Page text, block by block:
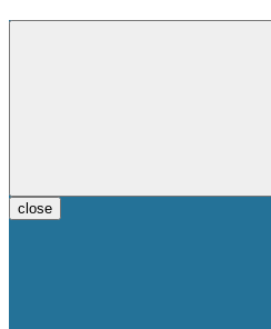
close